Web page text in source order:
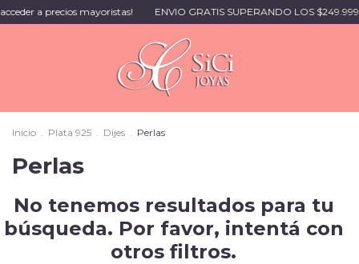
a precios mayoristas! ENVIO GRATIS SUPERANDO LOS $249.999 🚚 |
Inicio . Plata 925 . Dijes . Perlas
Perlas
No tenemos resultados para tu
búsqueda. Por favor, intentá con
otros filtros.